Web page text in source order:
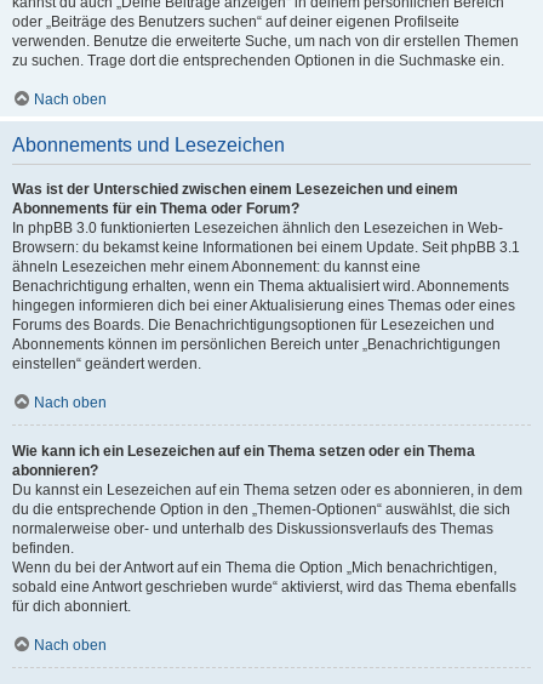
oder „Beiträge des Benutzers suchen“ auf deiner eigenen Profilseite
verwenden. Benutze die erweiterte Suche, um nach von dir erstellen Themen
zu suchen. Trage dort die entsprechenden Optionen in die Suchmaske ein.
Nach oben
Abonnements und Lesezeichen
Was ist der Unterschied zwischen einem Lesezeichen und einem
Abonnements für ein Thema oder Forum?
In phpBB 3.0 funktionierten Lesezeichen ähnlich den Lesezeichen in Web-
Browsern: du bekamst keine Informationen bei einem Update. Seit phpBB 3.1
ähneln Lesezeichen mehr einem Abonnement: du kannst eine
Benachrichtigung erhalten, wenn ein Thema aktualisiert wird. Abonnements
hingegen informieren dich bei einer Aktualisierung eines Themas oder eines
Forums des Boards. Die Benachrichtigungsoptionen für Lesezeichen und
Abonnements können im persönlichen Bereich unter „Benachrichtigungen
einstellen“ geändert werden.
Nach oben
Wie kann ich ein Lesezeichen auf ein Thema setzen oder ein Thema
abonnieren?
Du kannst ein Lesezeichen auf ein Thema setzen oder es abonnieren, in dem
du die entsprechende Option in den „Themen-Optionen“ auswählst, die sich
normalerweise ober- und unterhalb des Diskussionsverlaufs des Themas
befinden.
Wenn du bei der Antwort auf ein Thema die Option „Mich benachrichtigen,
sobald eine Antwort geschrieben wurde“ aktivierst, wird das Thema ebenfalls
für dich abonniert.
Nach oben